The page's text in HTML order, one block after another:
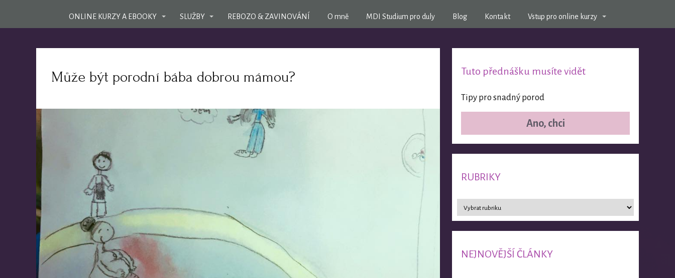
ONLINE KURZY A EBOOKY SLUŽBY REBOZO & ZAVINOVÁNÍ O mně MDI Studium pro duly Blog Kontakt Vstup pro online kurzy
Může být porodní bába dobrou mámou? Tuto přednášku musíte vidět
Tipy pro snadný porod
Ano, chci
RUBRIKY
NEJNOVĚJŠÍ ČLÁNKY